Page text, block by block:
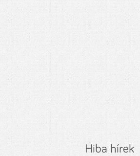
Hiba hírek